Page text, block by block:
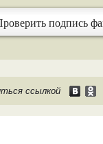
подпись
ссылкой